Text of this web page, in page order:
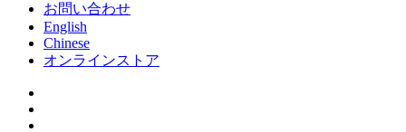
お問い合わせ
English
Chinese
オンラインストア